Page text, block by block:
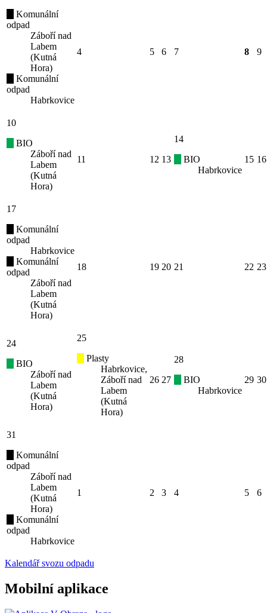
Komunální
odpad
Záboří nad
Labem
(Kutná
Hora)
Komunální
odpad
Habrkovice
4 5 6 7 8 9
10
BIO
Záboří nad
Labem
(Kutná
Hora)
11 12 13
14
BIO
Habrkovice
15 16
17
Komunální
odpad
Habrkovice
Komunální
odpad
Záboří nad
Labem
(Kutná
Hora)
18 19 20 21 22 23
24
BIO
Záboří nad
Labem
(Kutná
Hora)
25
Plasty
Habrkovice,
Záboří nad
Labem
(Kutná
Hora)
26 27
28
BIO
Habrkovice
29 30
31
Komunální
odpad
Záboří nad
Labem
(Kutná
Hora)
Komunální
odpad
Habrkovice
1 2 3 4 5 6
Kalendář svozu odpadu
Mobilní aplikace